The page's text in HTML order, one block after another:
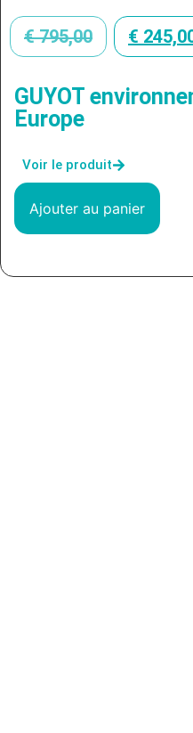
€795,00 €
GUYOT
Europe
Voir le produit
Ajouter au panier